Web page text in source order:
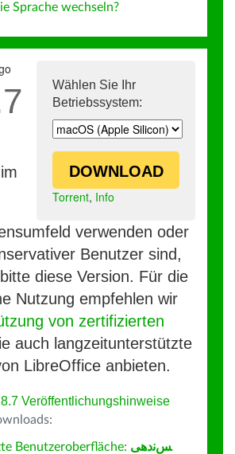
Sprache wechseln?
Wählen Sie Ihr
Betriebssystem:
DOWNLOAD
Torrent, Info
verwenden oder
Benutzer sind,
diese Version. Für die
Nutzung empfehlen wir
von zertifizierten
auch langzeitunterstützte
LibreOffice anbieten.
Veröffentlichungshinweise
Benutzeroberfläche: ﺲﻧﺩھی